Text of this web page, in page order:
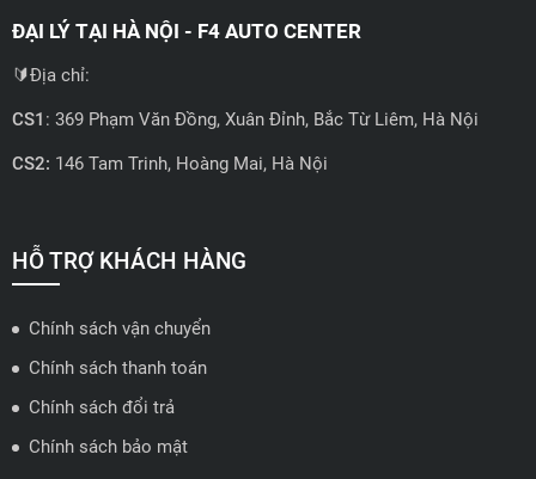
ĐẠI LÝ TẠI HÀ NỘI - F4 AUTO CENTER
🔰Địa chỉ:
CS1 : 369 Phạm Văn Đồng, Xuân Đỉnh, Bắc Từ Liêm, Hà Nội
CS2: 146 Tam Trinh, Hoàng Mai, Hà Nội
🗺️Xem trên bản đồ
ĐẠI LÝ QUẬN 2 HCM - HẢI TRIỀU AUTO
🔰 Địa chỉ: 78-80 Vũ Tông Phan, P.An Phú, TP Thủ Đức, TP HCM
📍 Hotline: 0938584113
HỖ TRỢ KHÁCH HÀNG
Chính sách vận chuyển
Chính sách thanh toán
Chính sách đổi trả
Chính sách bảo mật